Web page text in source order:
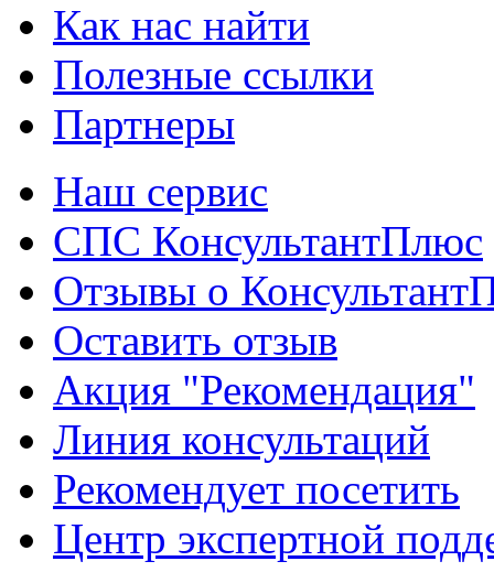
Как нас найти
Полезные ссылки
Партнеры
Наш сервис
СПС КонсультантПлюс
Отзывы о
Оставить отзыв
Акция "Рекомендация"
Линия консультаций
Рекомендует посетить
Центр экспертной